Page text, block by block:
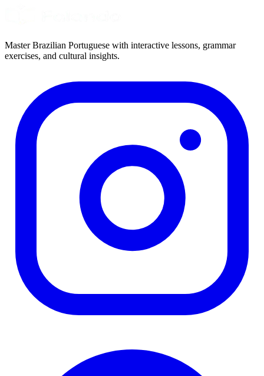
Master Brazilian Portuguese with interactive lessons, grammar
exercises, and cultural insights.